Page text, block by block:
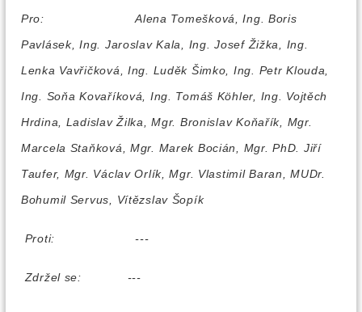
Pro:
Alena Tomešková, Ing. Boris
Pavlásek, Ing. Jaroslav Kala, Ing. Josef Žižka, Ing.
Lenka Vavřičková, Ing. Luděk Šimko, Ing. Petr Klouda,
Ing. Soňa Kovaříková, Ing. Tomáš Köhler, Ing. Vojtěch
Hrdina, Ladislav Žilka, Mgr. Bronislav Koňařík, Mgr.
Marcela Staňková, Mgr. Marek Bocián, Mgr. PhD. Jiří
Taufer, Mgr. Václav Orlík, Mgr. Vlastimil Baran, MUDr.
Bohumil Servus, Vítězslav Šopík
Proti: ---
Zdržel se: ---